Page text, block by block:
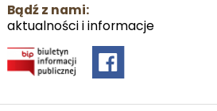
Bądź z nami:
aktualności i informacje